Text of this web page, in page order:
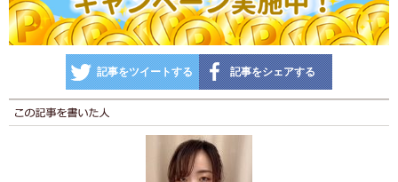
記事をツイートする 記事をシェアする